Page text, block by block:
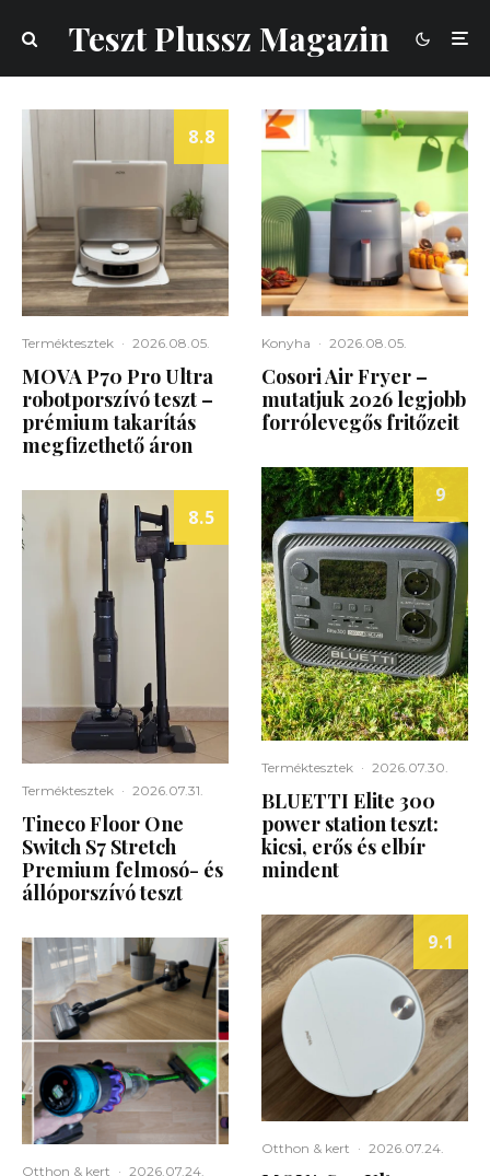
Teszt Plussz Magazin
8.8
Terméktesztek · 2026.08.05.
MOVA P70 Pro Ultra
robotporszívó teszt –
prémium takarítás
megfizethető áron
8.5
Terméktesztek · 2026.07.31.
Tineco Floor One
Switch S7 Stretch
Premium felmosó- és
állóporszívó teszt
Otthon & kert · 2026.07.24.
Konyha · 2026.08.05.
Cosori Air Fryer –
mutatjuk 2026 legjobb
forrólevegős fritőzeit
9
Terméktesztek · 2026.07.30.
BLUETTI Elite 300
power station teszt:
kicsi, erős és elbír
mindent
9.1
Otthon & kert · 2026.07.24.